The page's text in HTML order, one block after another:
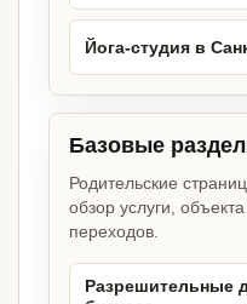
Йога-студия в
Базовые
Родительские
обзор услуги,
переходов.
Разрешительные